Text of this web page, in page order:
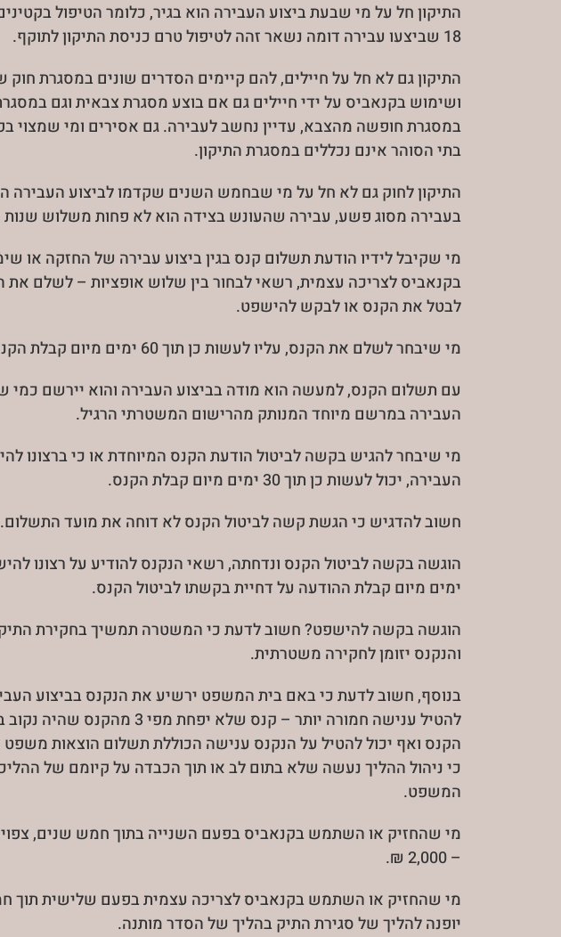
התיקון חל על מי שבעת ביצוע העבירה הוא בגיר, כלומר הטיפול
18 שביצעו עבירה דומה נשאר זהה לטיפול טרם כניסת התיקון לתוקף.
התיקון גם לא חל על חיילים, להם קיימים הסדרים שונים במסגרת חוק
ושימוש בקנאביס על ידי חיילים גם אם בוצע מסגרת צבאית וגם
במסגרת חופשה מהצבא, עדיין נחשב לעבירה. גם אסירים ומי שמצוי
בתי הסוהר אינם נכללים במסגרת התיקון.
התיקון לחוק גם לא חל על מי שבחמש השנים שקדמו לביצוע העבירה
בעבירה מסוג פשע, עבירה שהעונש בצידה הוא לא פחות משלוש
מי שקיבל לידיו הודעת תשלום קנס בגין ביצוע עבירה של החזקה או
בקנאביס לצריכה עצמית, רשאי לבחור בין שלוש אופציות – לשלם
לבטל את הקנס או לבקש להישפט.
מי שיבחר לשלם את הקנס, עליו לעשות כן תוך 60 ימים מיום קבלת הקנס.
עם תשלום הקנס, למעשה הוא מודה בביצוע העבירה והוא יירשם כמי
העבירה במרשם מיוחד המנותק מהרישום המשטרתי הרגיל.
מי שיבחר להגיש בקשה לביטול הודעת הקנס המיוחדת או כי ברצונו
העבירה, יכול לעשות כן תוך 30 ימים מיום קבלת הקנס.
חשוב להדגיש כי הגשת קשה לביטול הקנס לא דוחה את מועד התשלום.
ימים מיום קבלת ההודעה על דחיית בקשתו לביטול הקנס.
הוגשה בקשה להישפט? חשוב לדעת כי המשטרה תמשיך בחקירת
והנקנס יזומן לחקירה משטרתית.
בנוסף, חשוב לדעת כי באם בית המשפט ירשיע את הנקנס בביצוע
להטיל ענישה חמורה יותר – קנס שלא יפחת מפי 3
הקנס ואף יכול להטיל על הנקנס ענישה הכוללת תשלום הוצאות
כי ניהול ההליך נעשה שלא בתום לב או תוך הכבדה על קיומם של
המשפט.
מי שהחזיק או השתמש בקנאביס בפעם השנייה בתוך חמש שנים,
– 2,000 ₪.
מי שהחזיק או השתמש בקנאביס לצריכה עצמית בפעם שלישית תוך
יופנה להליך של סגירת התיק בהליך של הסדר מותנה.